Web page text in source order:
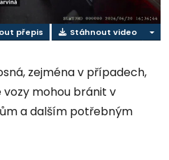
přepis Stáhnout video
zejména v případech,
mohou bránit v
a dalším potřebným